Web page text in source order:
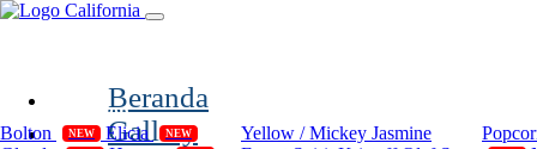
Beranda
Gallery
Compilation
Bolton
NEW Elicia NEW
Yellow / Mickey Jasmine